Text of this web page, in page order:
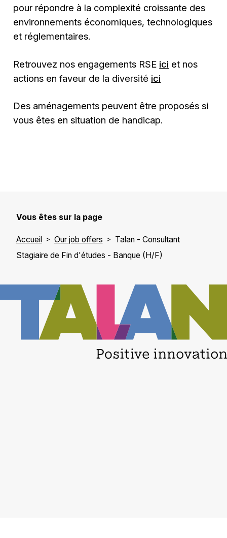
pour répondre à la complexité croissante des
environnements économiques, technologiques
et réglementaires.
Retrouvez nos engagements RSE ici et nos
actions en faveur de la diversité ici
Des aménagements peuvent être proposés si
vous êtes en situation de handicap.
Vous êtes sur la page
Accueil Our job offers
Talan - Consultant
Stagiaire de Fin d'études - Banque (H/F)